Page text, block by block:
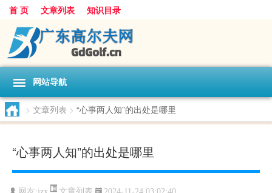
首 页 文章列表 知识目录
网站导航
> 文章列表 > “心事两人知”的出处是哪里
“心事两人知”的出处是哪里